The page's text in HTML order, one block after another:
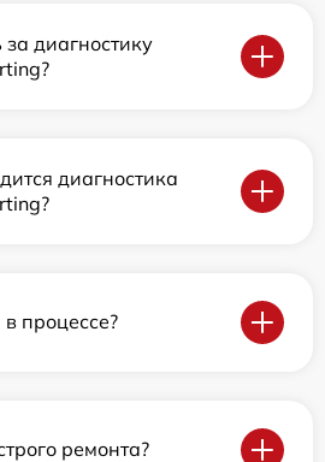
диагностику
диагностика
процессе?
ремонта?